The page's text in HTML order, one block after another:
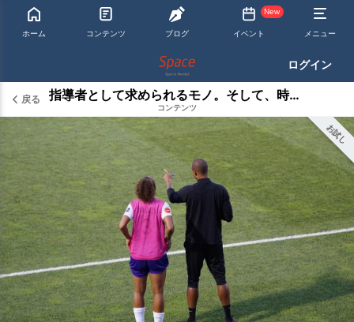
ホーム コンテンツ ブログ
New
イベント メニュー
ログイン
戻る 指導者として求められるモノ。そして、時代の流れは？
コンテンツ
お試し